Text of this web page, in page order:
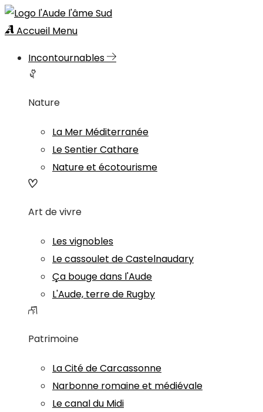
Accueil Menu
Incontournables
Nature
La Mer Méditerranée
Le Sentier Cathare
Nature et écotourisme
Art de vivre
Les vignobles
Le cassoulet de Castelnaudary
Ça bouge dans l'Aude
L'Aude, terre de Rugby
Patrimoine
La Cité de Carcassonne
Narbonne romaine et médiévale
Le canal du Midi